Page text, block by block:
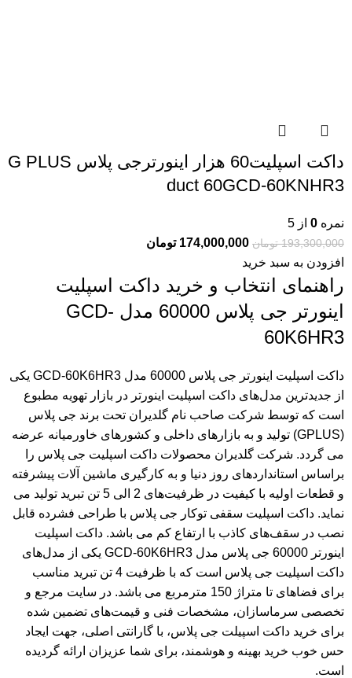
داکت اسپلیت60 هزار اینورترجی پلاس G PLUS
duct 60GCD-60KNHR3
نمره 0 از 5
193,300,000 تومان 174,000,000 تومان
افزودن به سبد خرید
راهنمای انتخاب و خرید داکت اسپلیت
اینورتر جی پلاس 60000 مدل GCD-
60K6HR3
داکت اسپلیت اینورتر جی پلاس 60000 مدل GCD-60K6HR3 یکی
از جدیدترین مدل‌های داکت اسپلیت‌ اینورتر در بازار تهویه مطبوع
است که توسط شرکت صاحب نام گلدیران تحت برند جی پلاس
(GPLUS) تولید و به بازارهای داخلی و کشورهای خاورمیانه عرضه
می گردد. شرکت گلدیران محصولات داکت اسپلیت‌ جی پلاس را
براساس استانداردهای روز دنیا و به کارگیری ماشین آلات پیشرفته
و قطعات اولیه با کیفیت در ظرفیت‌های 2 الی 5 تن تبرید تولید می
نماید. داکت اسپلیت‌ سقفی توکار جی پلاس با طراحی فشرده قابل
نصب در سقف‌های کاذب با ارتفاع کم می باشد. داکت اسپلیت
اینورتر 60000 جی پلاس مدل GCD-60K6HR3 یکی از مدل‌های
داکت اسپلیت جی پلاس است که با ظرفیت 4 تن تبرید مناسب
برای فضاهای تا متراژ 150 مترمربع می باشد. در سایت مرجع و
تخصصی سرماسازان، مشخصات فنی و قیمت‌های تضمین شده
برای خرید داکت اسپیلت جی پلاس، با گارانتی اصلی، جهت ایجاد
حس خوب خرید بهینه و هوشمند، برای شما عزیزان ارائه گردیده
است.